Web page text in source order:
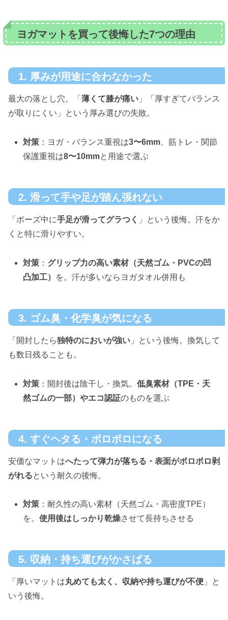
ヨガマットを買って後悔した7つの理由
1. 厚みが用途に合わなかった
最大の落とし穴。「 薄くて膝が痛い 」「厚すぎてバランス
が取りにくい」という厚み選びの失敗。
対策 ：ヨガ・バランス重視は3〜6mm 、筋トレ・関節
保護重視は8〜10mmと用途で選ぶ
2. 滑って手や足が踏ん張れない
「ポーズ中に手足が滑ってグラつく
」という後悔。汗をか
くと特に滑りやすい。
対策 ： グリップ力の高い素材（天然ゴム・PVCの凹
凸加工）
を。汗が多いならヨガタオル併用も
3. ゴム臭・化学臭が気になる
「開封したら独特のにおいが強い 」という後悔。換気して
も数日残ることも。
対策 ：開封後は陰干し・換気。低臭素材（TPE・天
然ゴムの一部）やエコ認証のものを選ぶ
4. すぐヘタる・ボロボロになる
安価なマットはへたって弾力が落ちる・表面がポロポロ剥
がれるという耐久の後悔。
対策 ：耐久性の高い素材（天然ゴム・高密度TPE）
を。使用後はしっかり乾燥させて長持ちさせる
5. 収納・持ち運びがかさばる
「厚いマットは丸めても太く、収納や持ち運びが不便 」と
いう後悔。